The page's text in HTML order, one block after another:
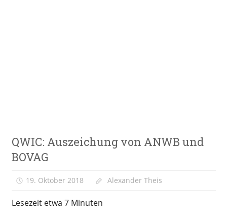
Bike
News
QWIC: Auszeichung von ANWB und
BOVAG
19. Oktober 2018 Alexander Theis
Lesezeit etwa 7 Minuten